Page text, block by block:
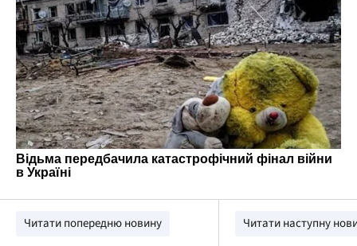
Читати попередню новину Читати наступну